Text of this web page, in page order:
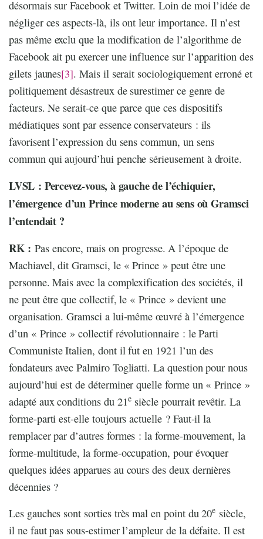
désormais sur Facebook et Twitter. Loin de moi l’idée de
négliger ces aspects-là, ils ont leur importance. Il n’est
pas même exclu que la modification de l’algorithme de
Facebook ait pu exercer une influence sur l’apparition des
gilets jaunes[3]. Mais il serait sociologiquement erroné et
politiquement désastreux de surestimer ce genre de
facteurs. Ne serait-ce que parce que ces dispositifs
médiatiques sont par essence conservateurs : ils
favorisent l’expression du sens commun, un sens
commun qui aujourd’hui penche sérieusement à droite.
LVSL : Percevez-vous, à gauche de l’échiquier,
l’émergence d’un Prince moderne au sens où Gramsci
l’entendait ?
RK : Pas encore, mais on progresse. A l’époque de
Machiavel, dit Gramsci, le « Prince » peut être une
personne. Mais avec la complexification des sociétés, il
ne peut être que collectif, le « Prince » devient une
organisation. Gramsci a lui-même œuvré à l’émergence
d’un « Prince » collectif révolutionnaire : le Parti
Communiste Italien, dont il fut en 1921 l’un des
fondateurs avec Palmiro Togliatti. La question pour nous
aujourd’hui est de déterminer quelle forme un « Prince »
adapté aux conditions du 21esiècle pourrait revêtir. La
forme-parti est-elle toujours actuelle ? Faut-il la
remplacer par d’autres formes : la forme-mouvement, la
forme-multitude, la forme-occupation, pour évoquer
quelques idées apparues au cours des deux dernières
décennies ?
Les gauches sont sorties très mal en point du 20e siècle,
il ne faut pas sous-estimer l’ampleur de la défaite. Il est